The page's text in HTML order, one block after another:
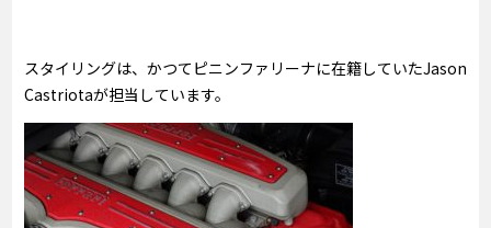
スタイリングは、かつてピニンファリーナに在籍していたJason
Castriotaが担当しています。